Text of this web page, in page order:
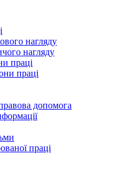
нагляду
нагляду
праці
праці
допомога
праці